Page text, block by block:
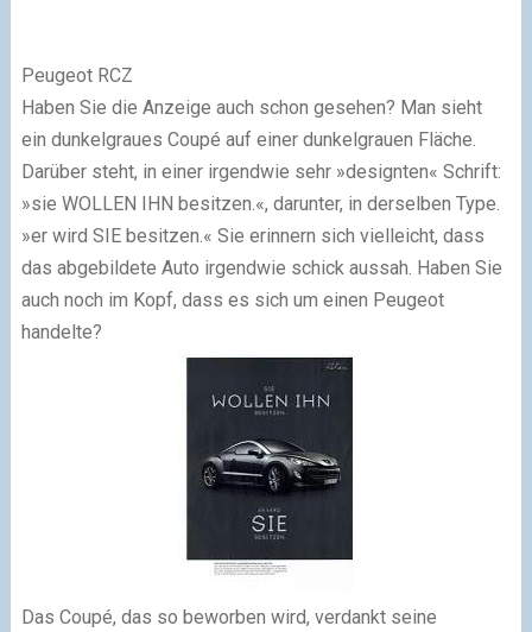
Peugeot RCZ
Haben Sie die Anzeige auch schon gesehen? Man sieht
ein dunkelgraues Coupé auf einer dunkelgrauen Fläche.
Darüber steht, in einer irgendwie sehr »designten« Schrift:
»sie WOLLEN IHN besitzen.«, darunter, in derselben Type.
»er wird SIE besitzen.« Sie erinnern sich vielleicht, dass
das abgebildete Auto irgendwie schick aussah. Haben Sie
auch noch im Kopf, dass es sich um einen Peugeot
handelte?
Das Coupé, das so beworben wird, verdankt seine